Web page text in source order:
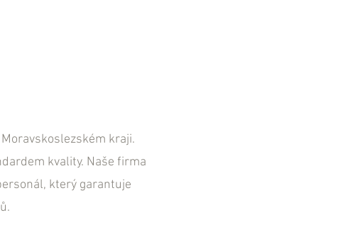
kraji.
kvality. Naše firma
který garantuje